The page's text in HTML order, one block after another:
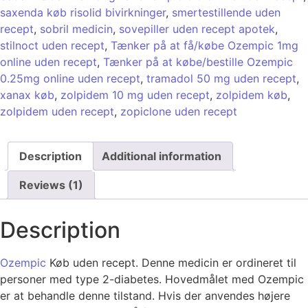
saxenda køb risolid bivirkninger, smertestillende uden
recept, sobril medicin, sovepiller uden recept apotek,
stilnoct uden recept, Tænker på at få/købe Ozempic 1mg
online uden recept, Tænker på at købe/bestille Ozempic
0.25mg online uden recept, tramadol 50 mg uden recept,
xanax køb, zolpidem 10 mg uden recept, zolpidem køb,
zolpidem uden recept, zopiclone uden recept
Description Additional information
Reviews (1)
Description
Ozempic Køb uden recept. Denne medicin er ordineret til
personer med type 2-diabetes. Hovedmålet med Ozempic
er at behandle denne tilstand. Hvis der anvendes højere